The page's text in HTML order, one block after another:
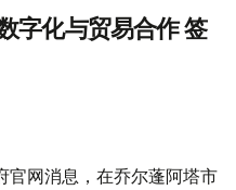
字化与贸易合作 签
官网消息，在乔尔蓬阿塔市